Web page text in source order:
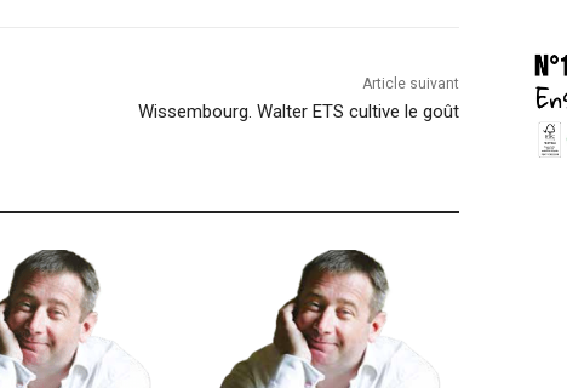
Article suivant
Wissembourg. Walter ETS cultive le goût